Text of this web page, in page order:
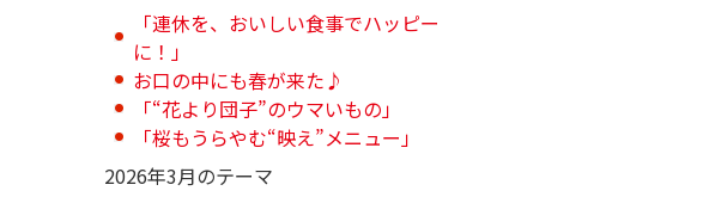
「連休を、おいしい食事でハッピー
に！」
お口の中にも春が来た♪
「“花より団子”のウマいもの」
「桜もうらやむ“映え”メニュー」
2026年3月のテーマ